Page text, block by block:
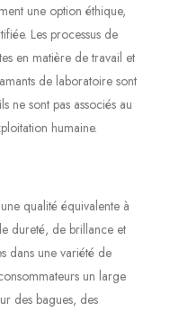
une option éthique,
Les processus de
en matière de travail et
de laboratoire sont
ne sont pas associés au
humaine.
qualité équivalente à
dureté, de brillance et
dans une variété de
un large
des bagues, des